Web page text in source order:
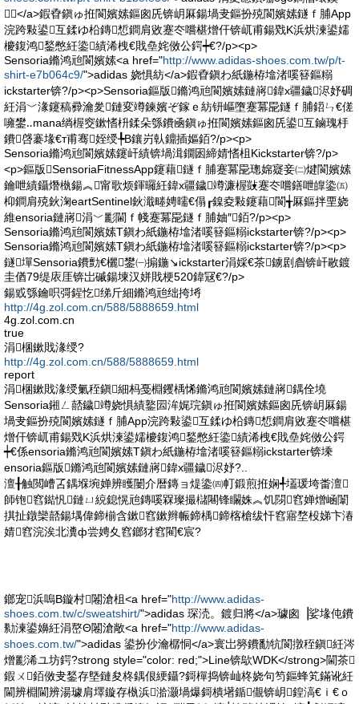
</a>鍜孴鎭ゅ拰閬嬪嫊鏂囪兏锛岄厤鍚堝叏鏂扮殑閬嬪嫊鐩ｆ脯App
浣跨敤鍙互鍒ゆ柗鏄惁鐧肩敓蹇冭嚐椹熷仠锛屼甫鍚戣Κ浜烘湅鍙嬬
櫦鍑鸿鍫憋紝鍌績浠栧€戝皨姹傚公鍔┿€?/p><p>
Sensoria鏅鸿兘閬嬪嫊<a href="http://www.adidas-shoes.com.tw/p/t-
shirt-e7b064c9/">adidas 娆惧紡</a>鍜孴鎭わ紙鍦栫墖渚嗘簮鏂糑
ickstarter锛?/p><p>Sensoria鏂版鏅鸿兘閬嬪嫊鏈嶈鍏х疆鐬浕妤碉
紝涓﹀湪鑳稿彛瀹夎鏈変竴鍊嬪ぞ鎵ｅ紡钘嶇墮蹇冪巼鐩ｆ脯鍣ㄣ€傞
噰鐢‥mana绱楃窔鏉愭枡鍒朵綔鐨凾鎭ゅ拰閬嬪嫊鏂囪兏鍙互鏀瑰杽
鐨啔褰堟€т甫骞姪绶╄В鑲岃倝鐤插嫗銆?/p><p>
Sensoria鏅鸿兘閬嬪嫊鑳屽績锛堝湒鐗囦締婧愭柤Kickstarter锛?/p>
<p>鏂版SensoriaFitnessApp鑳藉鐩ｆ脯蹇冪巼璁婂寲妾㈡煡閬嬪嫊
鑰呭績鑷熸槸鍚︽甯歌烦鍕曪紝鍏х疆鐬竴濂楃敱蹇冭嚐鐥呭皥鍌㈤
枊鐧肩殑鈥淗eartSentinel鈥濈畻娉曘€傝┎鎳夌敤鑳藉閬╅厤鏂拌垔娆
維ensoria鏈嶈涓﹀彲閫ｆ帴蹇冪巼鐩ｆ脯妯″銆?/p><p>
Sensoria鏅鸿兘閬嬪嫊T鎭わ紙鍦栫墖渚嗘簮鏂糑ickstarter锛?/p><p>
Sensoria鏅鸿兘閬嬪嫊T鎭わ紙鍦栫墖渚嗘簮鏂糑ickstarter锛?/p><p>
鐩墠Sensoria鐨勯€欐鐢㈠搧鍦↘ickstarter涓婇€茶鐪剧睂锛屽敭鍍
圭偤79缇庡厓锛岀磩鍚堜汉姘戝梗520鍏冦€?/p>
鍚戜綔鑰呮彁鍟忔绨斤細鏅鸿兘绌挎埓
http://4g.zol.com.cn/588/5888659.html
4g.zol.com.cn
true
涓棞鏉戝湪绶?
http://4g.zol.com.cn/588/5888659.html
report
涓棞鏉戝湪绶氭秷鎭細杩戞棩钁楀悕鏅鸿兘閬嬪嫊鏈嶈鍝佺墝
Sensoria鎺ㄥ嚭鐬竴娆惧績鐜囩洠娓琓鎭ゅ拰閬嬪嫊鏂囪兏锛岄厤鍚
堝叏鏂扮殑閬嬪嫊鐩ｆ脯App浣跨敤鍙互鍒ゆ柗鏄惁鐧肩敓蹇冭嚐椹
熷仠锛屼甫鍚戣Κ浜烘湅鍙嬬櫦鍑鸿鍫憋紝鍌績浠栧€戝皨姹傚公鍔
┿€係ensoria鏅鸿兘閬嬪嫊T鎭わ紙鍦栫墖渚嗘簮鏂糑ickstarter锛塖
ensoria鏂版鏅鸿兘閬嬪嫊鏈嶈鍏х疆鐬浕妤?..
澶╂触閲嶆叾鍝堢埦婵辨矆闄介暦鏄ョ煶鍌㈣帄鍛煎拰娴╃壒瑗垮畨澶
師铇窞鐑忛鏈ㄩ綂鎴愰兘鏄嗘槑璨撮櫧闀锋矙姝︽饥閯窞婵熷崡闈
掑扯鐓欒嚭鍚堣偉鍗椾含鏉窞鏉辫帪鍗楀鍗楁槍绂忓窞寤堥杸娣卞湷
婧窞浣涘北瀵ф尝娉夊窞鎯犲窞閵€宸?
鎯宠浜嗚В鏇村闂滄柤<a href="http://www.adidas-
shoes.com.tw/c/sweatshirt/">adidas 琛涜。鍍归將</a>璩囪▕娑堟伅鐨
勬湅鍙嬶紝涓嶅Θ闂滄敞<a href="http://www.adidas-
shoes.com.tw/">adidas 鍙扮仯瀹樼恫</a>寰岀簩鐨勫牨閬撴秷鎭紝涔
熷彲浠ユ坊鍔?strong style="color: red;">Line锛歍WDK</strong>閫茶
鍜ㄨ銆傚叏鍫存墍鏈夋柊鍝佷綆鑷?鎶樿捣锛屾柊娆句笉鏂蜂笂鏋讹紝
閫辨棩閫辨湯璩肩墿鏇存槸浜湁灏堝爆鎶樻墸鍎儬锛岄鍠滈€ｉ€ｏ